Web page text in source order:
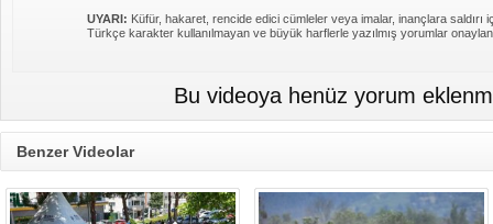
UYARI: Küfür, hakaret, rencide edici cümleler veya imalar, inançlara saldırı
Türkçe karakter kullanılmayan ve büyük harflerle yazılmış yorumlar
Bu videoya henüz yorum
Benzer Videolar